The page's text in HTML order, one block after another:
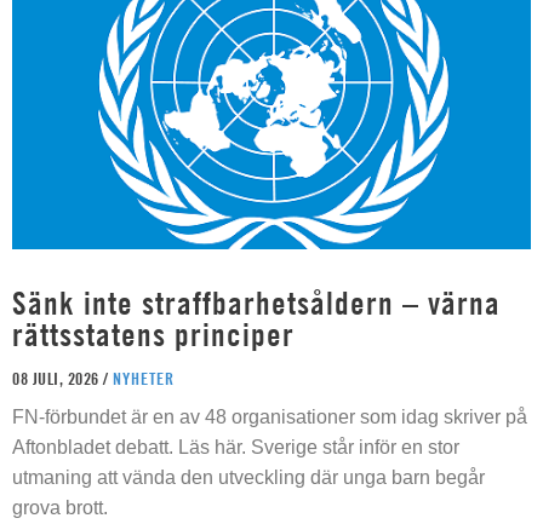
Sänk inte straffbarhetsåldern – värna
rättsstatens principer
08 JULI, 2026 / NYHETER
FN-förbundet är en av 48 organisationer som idag skriver på
Aftonbladet debatt. Läs här. Sverige står inför en stor
utmaning att vända den utveckling där unga barn begår
grova brott.